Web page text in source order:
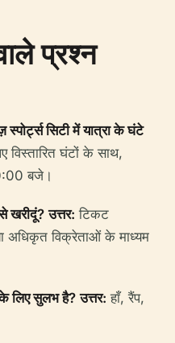
प्रश्न
सिटी में यात्रा के घंटे
विस्तारित घंटों के साथ,
बजे।
खरीदूं? उत्तर: टिकट
अधिकृत विक्रेताओं के माध्यम
लिए सुलभ है? उत्तर: हाँ, रैंप,